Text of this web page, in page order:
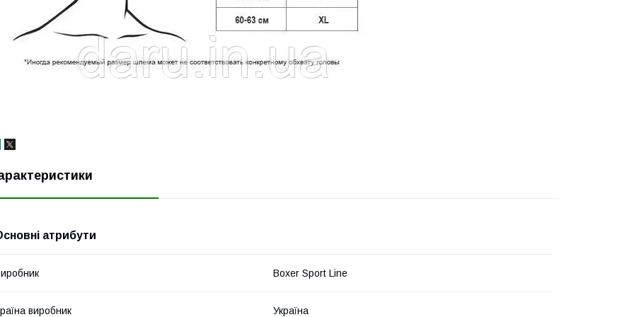
атрибути
Boxer Sport Line
виробник Україна